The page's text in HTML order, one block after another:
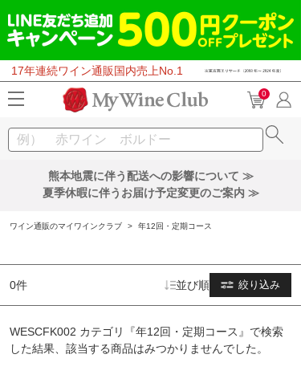
17年連続ワイン通販国内売上No.1
0
熊本地震に伴う配送への影響について ≫
夏季休暇に伴うお届け予定変更のご案内 ≫
ワイン通販のマイワインクラブ > 年12回・定期コース
0件 絞り込み
並び順
WESCFK002 カテゴリ『年12回・定期コース』で検索
した結果、該当する商品はみつかりませんでした。